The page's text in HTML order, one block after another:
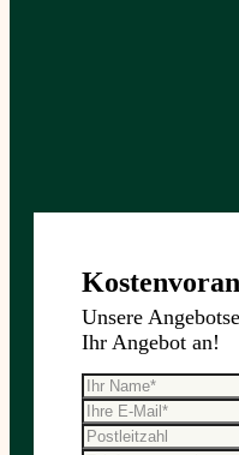
Unsere
Ihr Angebot an!